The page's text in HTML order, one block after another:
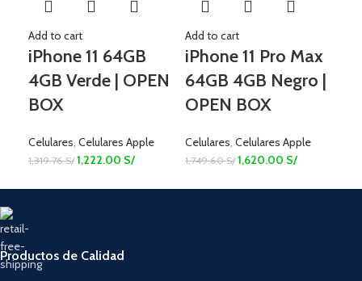
Add to cart
iPhone 11 64GB
4GB Verde | OPEN
BOX
Celulares, Celulares Apple
1,319.76S/ 1,222.00 S/
Add to cart
iPhone 11 Pro Max
64GB 4GB Negro |
OPEN BOX
Celulares, Celulares Apple
1,749.60S/ 1,620.00 S/
Productos de Calidad